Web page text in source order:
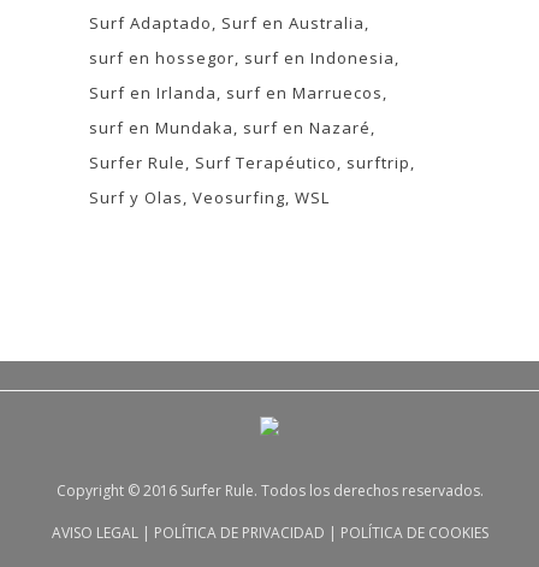
Surf Adaptado
Surf en Australia
surf en hossegor surf en Indonesia
Surf en Irlanda
surf en Marruecos
surf en Mundaka
surf en Nazaré
Surfer Rule
Surf Terapéutico
surftrip
Surf y Olas Veosurfing WSL
Copyright © 2016 Surfer Rule. Todos los derechos reservados.
AVISO LEGAL| POLÍTICA DE PRIVACIDAD | POLÍTICA DE COOKIES